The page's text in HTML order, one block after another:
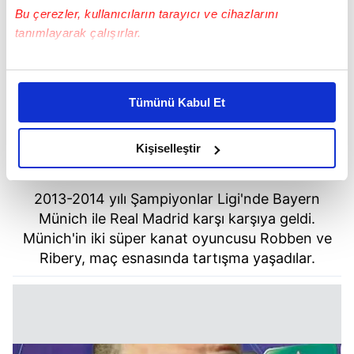
Bu çerezler, kullanıcıların tarayıcı ve cihazlarını
tanımlayarak çalışırlar.
Bu çerezlere izin vermeniz halinde sizlere özel
daha iyi reklam deneyimi yaşatabiliriz. Bunu yaparken
amacımızın size daha iyi bir reklam deneyimi sunmak
olduğunu ve sizlere en iyi içerikleri sunabilmek adına
elimizden gelen çabayı gösterdiğimizi ve bu noktada,
reklamların maliyetlerimizi karşılamak noktasında tek gelir
kalemimiz olduğunu sizlere hatırlatmak isteriz.
Her halükârda, kullanıcılar, bu çerezlere izin vermedikleri
takdirde, kullanıcılara hedefli reklamlar
gösterilmeyecektir."
Tümünü Kabul Et
Kişiselleştir
Arjen Robben & Franck Ribery
2013-2014 yılı Şampiyonlar Ligi'nde Bayern
Münich ile Real Madrid karşı karşıya geldi.
Münich'in iki süper kanat oyuncusu Robben ve
Ribery, maç esnasında tartışma yaşadılar.